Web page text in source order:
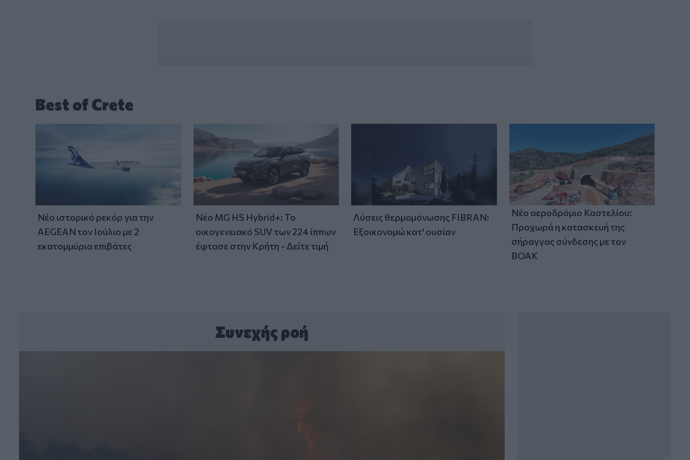
Best of Crete
Νέο ιστορικό ρεκόρ για την
AEGEAN τον Ιούλιο με 2
εκατομμύρια επιβάτες
Νέο MG HS Hybrid+: Το
οικογενειακό SUV των 224 ίππων
έφτασε στην Κρήτη - Δείτε τιμή
Λύσεις θερμομόνωσης FIBRAN:
Εξοικονομώ κατ' ουσίαν
Νέο αεροδρόμιο Καστελίου:
Προχωρά η κατασκευή της
σήραγγας σύνδεσης με τον
ΒΟΑΚ
Συνεχής ροή